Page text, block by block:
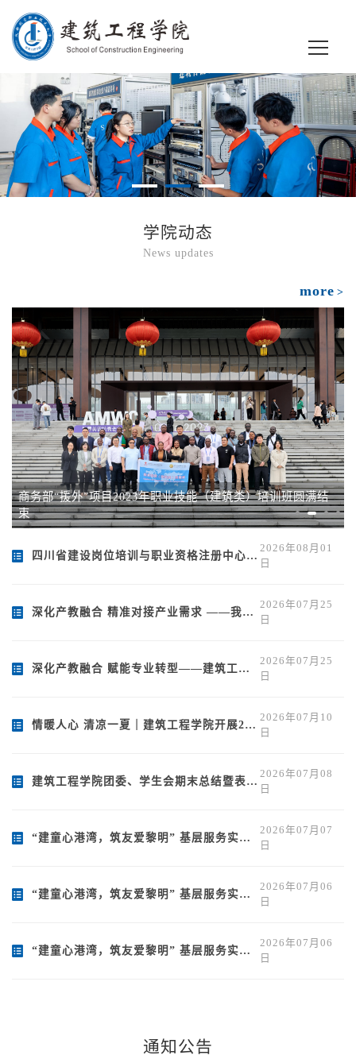
学院动态
News updates
more >
商务部“援外”项目2023年职业技能（建筑类）培训班圆满结
束
四川省建设岗位培训与职业资格注册中心到校审核学院技能人员职业培训工作
2026年08月01
日
深化产教融合 精准对接产业需求 ——我校赴中建钢构开展校企深度合作交流座谈
2026年07月25
日
深化产教融合 赋能专业转型——建筑工程学院赴浪潮集团四川公司访企拓岗
2026年07月25
日
情暖人心 清凉一夏｜建筑工程学院开展2026年夏季“送清凉”工会活动
2026年07月10
日
建筑工程学院团委、学生会期末总结暨表彰大会
2026年07月08
日
“建童心港湾，筑友爱黎明” 基层服务实践团开展暑期“三下乡”社会实践活动（五）
2026年07月07
日
“建童心港湾，筑友爱黎明” 基层服务实践团开展暑期“三下乡”社会实践活动（ 三 ）
2026年07月06
日
“建童心港湾，筑友爱黎明” 基层服务实践团开展暑期“三下乡”社会实践活动（四）
2026年07月06
日
通知公告